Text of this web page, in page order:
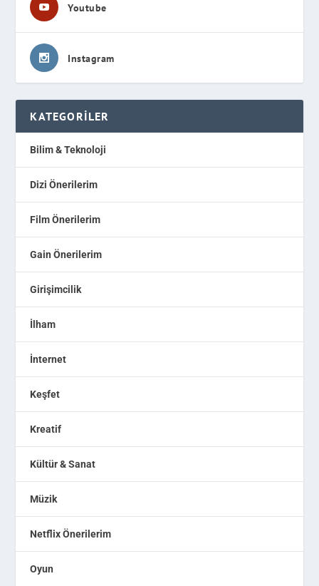
Youtube
Instagram
KATEGORILER
Bilim & Teknoloji
Dizi Önerilerim
Film Önerilerim
Gain Önerilerim
Girişimcilik
İlham
İnternet
Keşfet
Kreatif
Kültür & Sanat
Müzik
Netflix Önerilerim
Oyun